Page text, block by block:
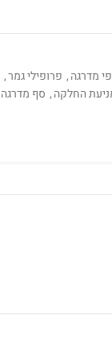
מדרגה, פרופילי גמר,
החלקה, סף מדרגה